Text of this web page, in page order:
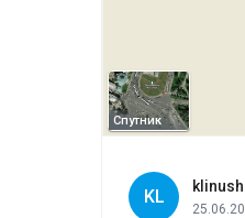
Спутник
KL
klinush
25.06.20